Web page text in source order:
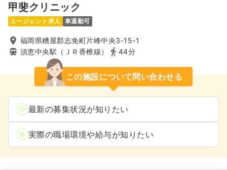
甲斐クリニック
エージェント求人 車通勤可
福岡県糟屋郡志免町片峰中央3-15-1
須恵中央駅（ＪＲ香椎線）
44分
この施設について問い合わせる
最新の募集状況が知りたい
実際の職場環境や給与が知りたい